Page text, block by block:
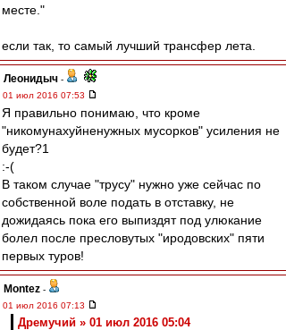
месте."
если так, то самый лучший трансфер лета.
Леонидыч -
01 июл 2016 07:53
Я правильно понимаю, что кроме
"никомунахуйненужных мусорков" усиления не
будет?1
:-(
В таком случае "трусу" нужно уже сейчас по
собственной воле подать в отставку, не
дожидаясь пока его выпиздят под улюкание
болел после пресловутых "иродовских" пяти
первых туров!
Montez -
01 июл 2016 07:13
Дремучий » 01 июл 2016 05:04